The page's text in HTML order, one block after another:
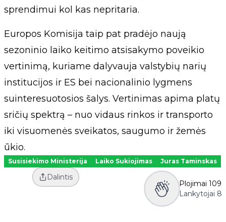
sprendimui kol kas nepritaria.
Europos Komisija taip pat pradėjo naują
sezoninio laiko keitimo atsisakymo poveikio
vertinimą, kuriame dalyvauja valstybių narių
institucijos ir ES bei nacionalinio lygmens
suinteresuotosios šalys. Vertinimas apima platų
sričių spektrą – nuo vidaus rinkos ir transporto
iki visuomenės sveikatos, saugumo ir žemės
ūkio.
Susisiekimo Ministerija Laiko Sukiojimas Juras Taminskas
Dalintis
Plojimai 109
Lankytojai 8